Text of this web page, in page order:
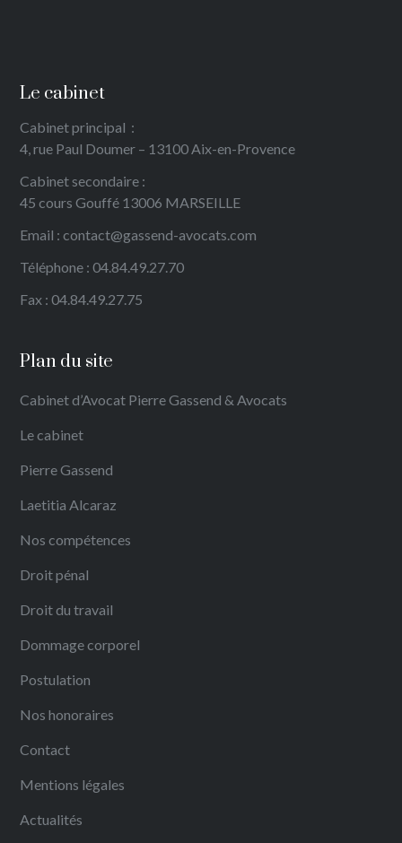
Le cabinet
Cabinet principal :
4, rue Paul Doumer – 13100 Aix-en-Provence
Cabinet secondaire :
45 cours Gouffé 13006 MARSEILLE
Email : contact@gassend-avocats.com
Téléphone : 04.84.49.27.70
Fax : 04.84.49.27.75
Plan du site
Cabinet d’Avocat Pierre Gassend & Avocats
Le cabinet
Pierre Gassend
Laetitia Alcaraz
Nos compétences
Droit pénal
Droit du travail
Dommage corporel
Postulation
Nos honoraires
Contact
Mentions légales
Actualités